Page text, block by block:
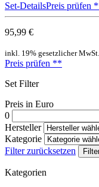
Set-DetailsPreis prüfen
95,99 €
inkl. 19% gesetzlicher MwSt.
Preis prüfen **
Set Filter
Preis in Euro
0
Hersteller
Kategorie
Filter zurücksetzen
Kategorien